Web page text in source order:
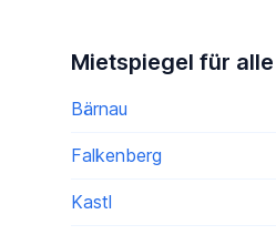
Mietspiegel für
Bärnau
Falkenberg
Kastl